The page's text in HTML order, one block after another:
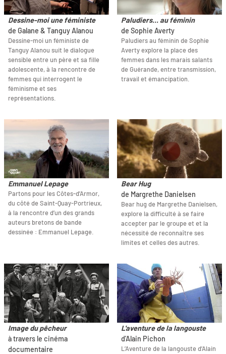
Dessine-moi une féministe
de Galane & Tanguy Alanou
Dessine-moi un féministe de
Tanguy Alanou suit le dialogue
sensible entre un père et sa fille
adolescente, à la rencontre de
femmes qui interrogent le
féminisme et ses
représentations.
Paludiers... au féminin
de Sophie Averty
Paludiers au féminin de Sophie
Averty explore la place des
femmes dans les marais salants
de Guérande, entre transmission,
travail et émancipation.
Emmanuel Lepage
Partons pour les Côtes-d’Armor,
du côté de Saint-Quay-Portrieux,
à la rencontre d’un des grands
auteurs bretons de bande
dessinée : Emmanuel Lepage.
Bear Hug
de Margrethe Danielsen
Bear hug de Margrethe Danielsen,
explore la difficulté à se faire
accepter par le groupe et et la
nécessité de reconnaître ses
limites et celles des autres.
Image du pêcheur
à travers le cinéma
documentaire
L'aventure de la langouste
d'Alain Pichon
L’Aventure de la langouste d’Alain